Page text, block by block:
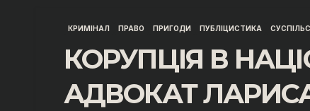
КРИМІНАЛ ПРАВО ПРИГОДИ ПУБЛІЦИСТИКА
КОРУПЦІЯ В
АДВОКАТ